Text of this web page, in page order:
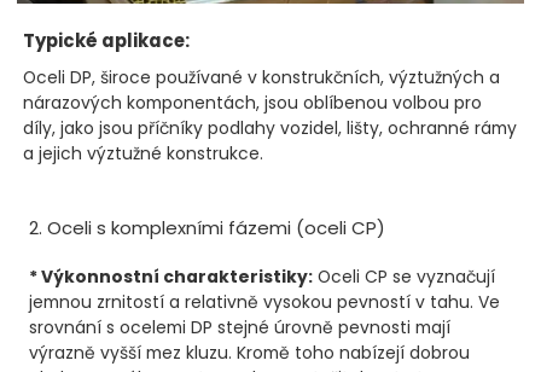
Typické aplikace:
Oceli DP, široce používané v konstrukčních, výztužných a
nárazových komponentách, jsou oblíbenou volbou pro
díly, jako jsou příčníky podlahy vozidel, lišty, ochranné rámy
a jejich výztužné konstrukce.
2. Oceli s komplexními fázemi (oceli CP)
* Výkonnostní charakteristiky: Oceli CP se vyznačují
jemnou zrnitostí a relativně vysokou pevností v tahu. Ve
srovnání s ocelemi DP stejné úrovně pevnosti mají
výrazně vyšší mez kluzu. Kromě toho nabízejí dobrou